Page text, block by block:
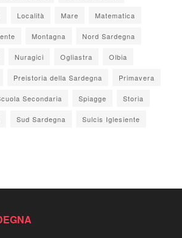
Località Mare Matematica
Montagna Nord Sardegna
Nuragici Ogliastra Olbia
Preistoria della Sardegna Primavera
Secondaria Spiagge Storia
Sud Sardegna Sulcis Iglesiente